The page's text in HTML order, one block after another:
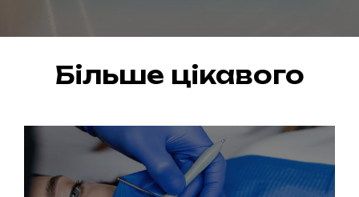
Більше цікавого